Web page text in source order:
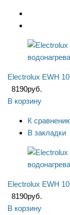
Electrolux EWH
8190руб.
В корзину
К
В закладки
Electrolux EWH
8190руб.
В корзину